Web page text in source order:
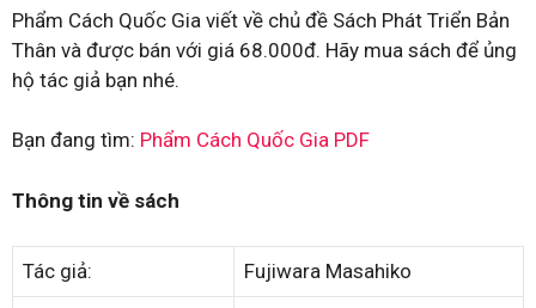
Phẩm Cách Quốc Gia viết về chủ đề Sách Phát Triển Bản
Thân và được bán với giá 68.000đ. Hãy mua sách để ủng
hộ tác giả bạn nhé.
Bạn đang tìm: Phẩm Cách Quốc Gia PDF
Thông tin về sách
Tác giả: Fujiwara Masahiko